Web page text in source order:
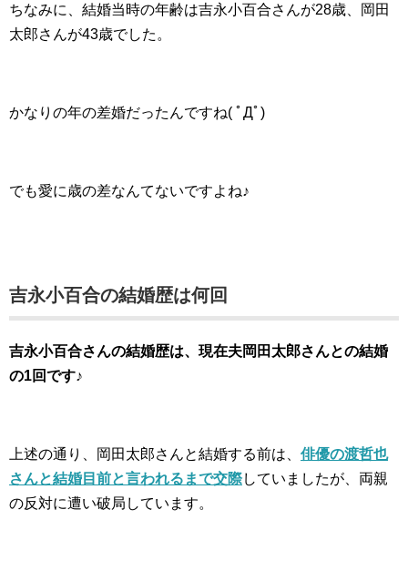
ちなみに、結婚当時の年齢は吉永小百合さんが28歳、岡田
太郎さんが43歳でした。
かなりの年の差婚だったんですね( ﾟДﾟ)
でも愛に歳の差なんてないですよね♪
吉永小百合の結婚歴は何回
吉永小百合さんの結婚歴は、現在夫岡田太郎さんとの結婚
の1回です♪
上述の通り、岡田太郎さんと結婚する前は、 俳優の渡哲也
さんと結婚目前と言われるまで交際していましたが、両親
の反対に遭い破局しています。